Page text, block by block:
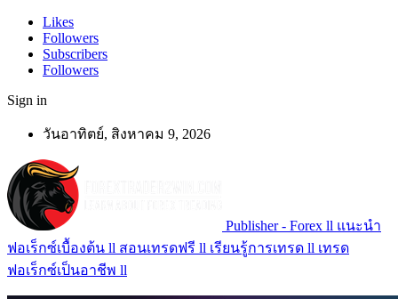
Likes
Followers
Subscribers
Followers
Sign in
วันอาทิตย์, สิงหาคม 9, 2026
Publisher - Forex ll แนะนำ
ฟอเร็กซ์เบื้องต้น ll สอนเทรดฟรี ll เรียนรู้การเทรด ll เทรด
ฟอเร็กซ์เป็นอาชีพ ll